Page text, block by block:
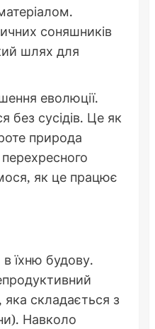
соняшників
шлях для
еволюції.
без сусідів. Це як
природа
перехресного
як це працює
в їхню будову.
яка складається з
Навколо